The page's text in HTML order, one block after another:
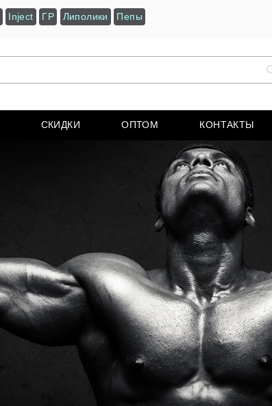
Inject ГР Липолики Пепы
СКИДКИ ОПТОМ КОНТАКТЫ